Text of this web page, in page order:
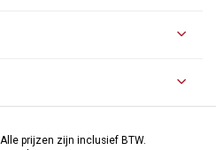
Alle prijzen zijn inclusief BTW.